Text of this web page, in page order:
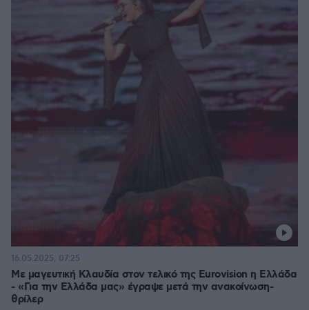
Με μαγευτική Κλαυδία στον τελικό της Eurovision η Ελλάδα
- «Για την Ελλάδα μας» έγραψε μετά την ανακοίνωση-
θρίλερ
16.05.2025, 07:25